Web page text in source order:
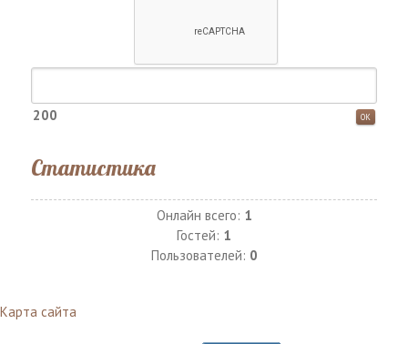
200
Статистика
Онлайн всего: 1
Гостей: 1
Пользователей: 0
Карта сайта